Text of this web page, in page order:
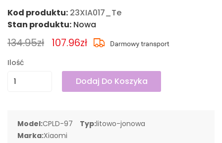
Kod produktu: 23XIA017_Te
Stan produktu: Nowa
134.95zł 107.96zł
Ilość
Dodaj Do Koszyka
Model:CPLD-97 Typ:litowo-jonowa
Marka:Xiaomi